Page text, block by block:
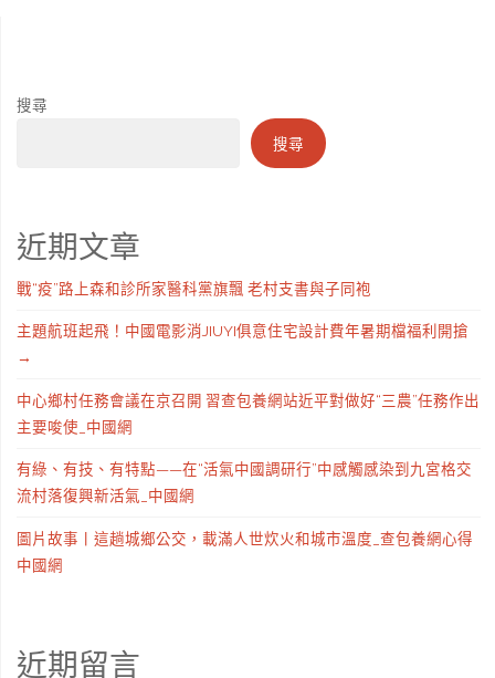
搜尋
搜尋
近期文章
戰“疫”路上森和診所家醫科黨旗飄 老村支書與子同袍
主題航班起飛！中國電影消JIUYI俱意住宅設計費年暑期檔福利開搶
→
中心鄉村任務會議在京召開 習查包養網站近平對做好“三農”任務作出
主要唆使_中國網
有綠、有技、有特點——在“活氣中國調研行”中感觸感染到九宮格交
流村落復興新活氣_中國網
圖片故事丨這趟城鄉公交，載滿人世炊火和城市溫度_查包養網心得
中國網
近期留言